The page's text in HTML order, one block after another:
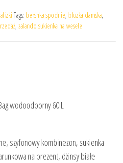
Tags: bershka spodnie, bluzka damska,
, zalando sukienka na wesele
wodoodporny 60 L
szyfonowy kombinezon, sukienka
na prezent, dżinsy białe